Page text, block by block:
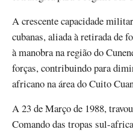
A crescente capacidade
cubanas, aliada à retirada de
à manobra na região do
forças, contribuindo para
africano na área do Cuito
A 23 de Março de 1988,
Comando das tropas sul-